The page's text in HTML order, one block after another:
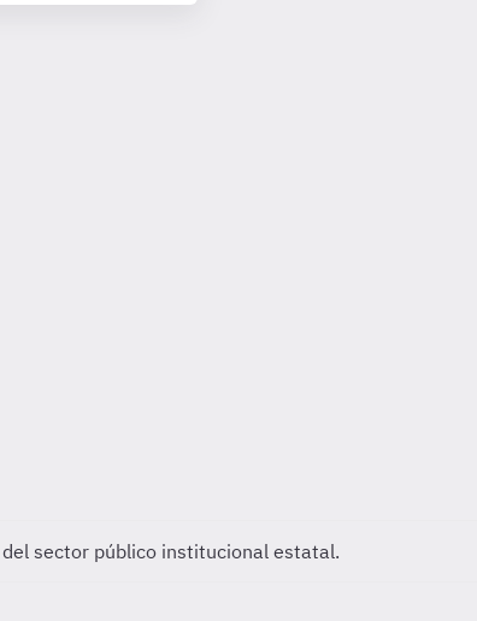
sector público institucional estatal.